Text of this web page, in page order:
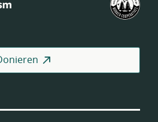
Cooperativism